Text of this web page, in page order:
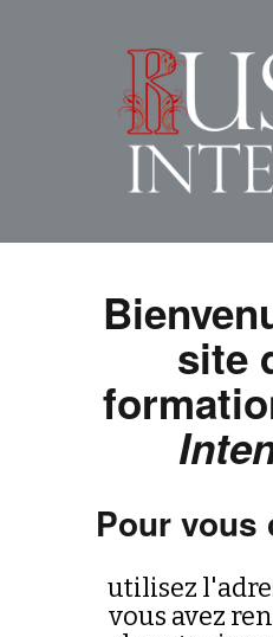
site
Pour vous
utilisez
vous avez